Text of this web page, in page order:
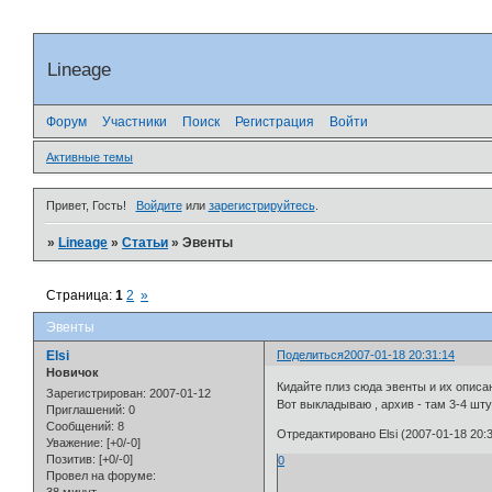
Lineage
Форум Участники Поиск Регистрация Войти
Активные темы
Привет, Гость! Войдитеили зарегистрируйтесь.
»Lineage »Статьи »Эвенты
Эвенты
Страница:1 2 »
Поделиться2007-01-18 20:31:14
Elsi
Новичок
Зарегистрирован: 2007-01-12
Приглашений: 0
Сообщений: 8
Уважение: [+0/-0]
Позитив: [+0/-0]
Провел на форуме:
Кидайте плиз сюда эвенты и их
Вот выкладываю , архив - там 3-4
Отредактировано Elsi (2007-01-18
0